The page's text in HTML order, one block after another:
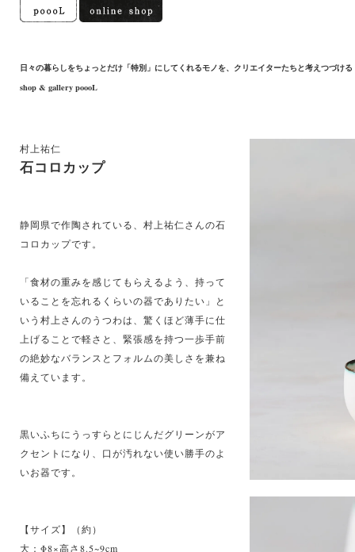
日々の暮らしをちょっとだけ「特別」にしてくれるモノを、クリエイターたちと考えつづける
shop & gallery poooL
村上祐仁
石コロカップ
静岡県で作陶されている、村上祐仁さんの石
コロカップです。
「食材の重みを感じてもらえるよう、持って
いることを忘れるくらいの器でありたい」と
いう村上さんのうつわは、驚くほど薄手に仕
上げることで軽さと、緊張感を持つ一歩手前
の絶妙なバランスとフォルムの美しさを兼ね
備えています。
黒いふちにうっすらとにじんだグリーンがア
クセントになり、口が汚れない使い勝手のよ
いお器です。
【サイズ】（約）
大：Φ8×高さ8.5~9cm